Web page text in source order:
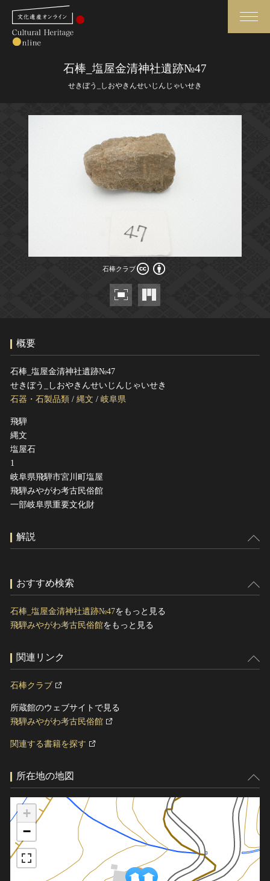
さらに詳細検索
全国の美術館・博物館
媒体資料・関連記事等
博物館、美術館の皆さまへ
今月のみどころ
お知らせ一覧
ヘルプ
このサイトについて
サイトのご意見はこちら
文化遺産データベース
石棒_塩屋金清神社遺跡№47
せきぼう_しおやきんせいじんじゃいせき
石棒クラブ
石棒クラブ
概要
石棒_塩屋金清神社遺跡№47
せきぼう_しおやきんせいじんじゃいせき
石器・石製品類 / 縄文 / 岐阜県
飛騨
縄文
塩屋石
1
岐阜県飛騨市宮川町塩屋
飛騨みやがわ考古民俗館
一部岐阜県重要文化財
解説
おすすめ検索
石棒_塩屋金清神社遺跡№47をもっと見る
飛騨みやがわ考古民俗館をもっと見る
関連リンク
石棒クラブ
所蔵館のウェブサイトで見る
飛騨みやがわ考古民俗館
関連する書籍を探す
所在地の地図
+
−